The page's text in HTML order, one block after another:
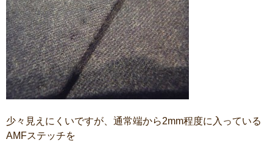
少々見えにくいですが、通常端から2mm程度に入っている
AMFステッチを